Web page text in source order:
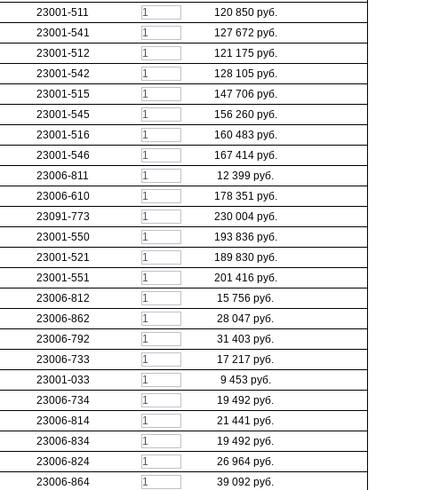
23001-511 120 850 руб.
23001-541 127 672 руб.
23001-512 121 175 руб.
23001-542 128 105 руб.
23001-515 147 706 руб.
23001-545 156 260 руб.
23001-516 160 483 руб.
23001-546 167 414 руб.
23006-811 12 399 руб.
23006-610 178 351 руб.
23091-773 230 004 руб.
23001-550 193 836 руб.
23001-521 189 830 руб.
23001-551 201 416 руб.
23006-812 15 756 руб.
23006-862 28 047 руб.
23006-792 31 403 руб.
23006-733 17 217 руб.
23001-033 9 453 руб.
23006-734 19 492 руб.
23006-814 21 441 руб.
23006-834 19 492 руб.
23006-824 26 964 руб.
23006-864 39 092 руб.